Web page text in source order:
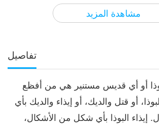
مشاهدة المزيد
بين المعلمة والتلاميذ
4
28:03
بين المعلمة والتلاميذ
أبدًا لحمايتك،
تفاصيل
أو أي قديس مستنير هي من أفظع
أو قتل والديك، أو إيذاء والديك بأي
البوذا بأي شكل من الأشكال،